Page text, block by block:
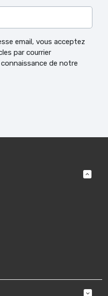
email, vous acceptez
par courrier
de notre